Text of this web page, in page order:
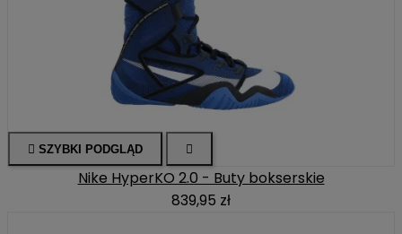
 SZYBKI PODGLĄD 
Nike HyperKO 2.0 - Buty bokserskie
839,95 zł